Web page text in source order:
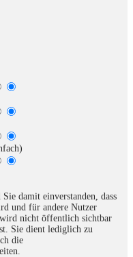
damit einverstanden, dass
und für andere Nutzer
nicht öffentlich sichtbar
Sie dient lediglich zu
die